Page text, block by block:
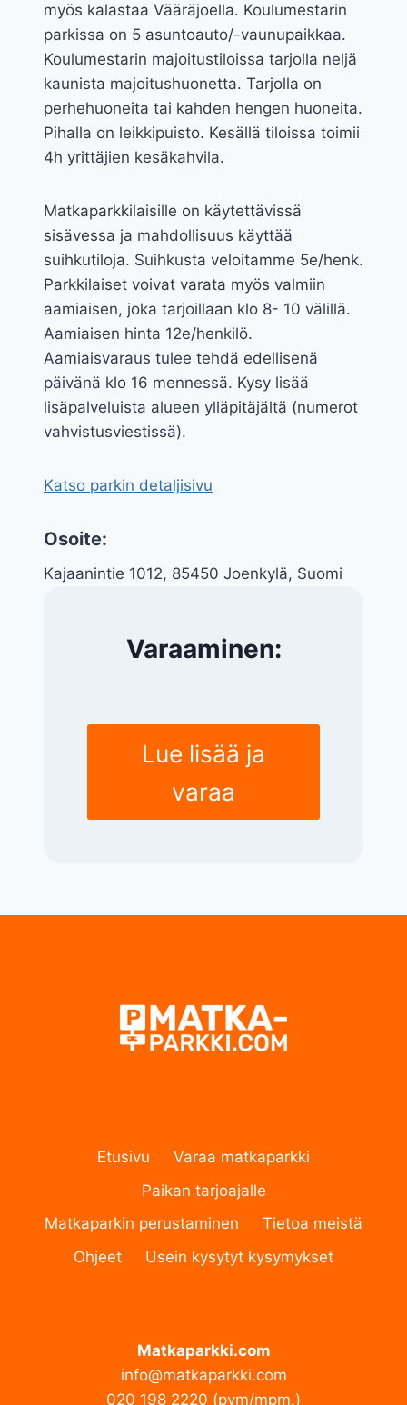
myös kalastaa Vääräjoella. Koulumestarin
parkissa on 5 asuntoauto/-vaunupaikkaa.
Koulumestarin majoitustiloissa tarjolla neljä
kaunista majoitushuonetta. Tarjolla on
perhehuoneita tai kahden hengen huoneita.
Pihalla on leikkipuisto. Kesällä tiloissa toimii
4h yrittäjien kesäkahvila.
Matkaparkkilaisille on käytettävissä
sisävessa ja mahdollisuus käyttää
suihkutiloja. Suihkusta veloitamme 5e/henk.
Parkkilaiset voivat varata myös valmiin
aamiaisen, joka tarjoillaan klo 8- 10 välillä.
Aamiaisen hinta 12e/henkilö.
Aamiaisvaraus tulee tehdä edellisenä
päivänä klo 16 mennessä. Kysy lisää
lisäpalveluista alueen ylläpitäjältä (numerot
vahvistusviestissä).
Katso parkin detaljisivu
Osoite:
Kajaanintie 1012, 85450 Joenkylä, Suomi
Varaaminen:
Lue lisää ja
varaa
Etusivu
Varaa matkaparkki
Paikan tarjoajalle
Matkaparkin perustaminen
Tietoa meistä
Ohjeet
Usein kysytyt kysymykset
Matkaparkki.com
info@matkaparkki.com
020 198 2220 (pvm/mpm.)